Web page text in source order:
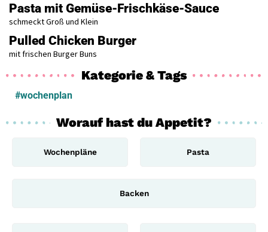
Pasta mit Gemüse-Frischkäse-Sauce
schmeckt Groß und Klein
Pulled Chicken Burger
mit frischen Burger Buns
Kategorie & Tags
#wochenplan
Worauf hast du Appetit?
Wochenpläne Pasta
Backen